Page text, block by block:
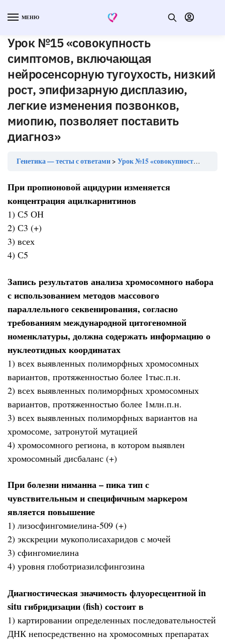
МЕНЮ
Урок №15 «совокупность
симптомов, включающая
нейросенсорную тугоухость, низкий
рост, эпифизарную дисплазию,
легкие изменения позвонков,
миопию, позволяет поставить
диагноз»
Генетика — тесты с ответами Урок №15 «совокупность симптомов, включающая нейросенсорную тугоухость, низкий рост, эпифизарную дисплазию, легкие изменения позвонков, миопию, позволяет поставить диагноз»
При пропионовой ацидурии изменяется
концентрация ацилкарнитинов
1) С5 ОН
2) С3 (+)
3) всех
4) С5
Запись результатов анализа хромосомного набора
с использованием методов массового
параллельного секвенирования, согласно
требованиям международной цитогеномной
номенклатуры, должна содержать информацию о
нуклеотидных координатах
1) всех выявленных полиморфных хромосомных
вариантов, протяженностью более 1тыс.п.н.
2) всех выявленных полиморфных хромосомных
вариантов, протяженностью более 1млн.п.н.
3) всех выявленных полиморфных вариантов на
хромосоме, затронутой мутацией
4) хромосомного региона, в котором выявлен
хромосомный дисбаланс (+)
При болезни ниманна – пика тип с
чувствительным и специфичным маркером
является повышение
1) лизосфингомиелина-509 (+)
2) экскреции мукополисахаридов с мочей
3) сфингомиелина
4) уровня глоботриазилсфингозина
Диагностическая значимость флуоресцентной in
situ гибридизации (fish) состоит в
1) картировании определенных последовательностей
ДНК непосредственно на хромосомных препаратах